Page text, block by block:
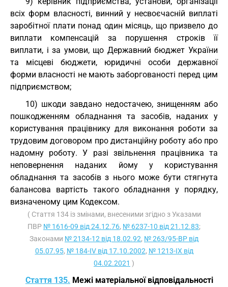
всіх форм власності, винний у несвоєчасній виплаті
заробітної плати понад один місяць, що призвело до
виплати компенсацій за порушення строків її
виплати, і за умови, що Державний бюджет України
та місцеві бюджети, юридичні особи державної
форми власності не мають заборгованості перед цим
підприємством;
10) шкоди завдано недостачею, знищенням або
пошкодженням обладнання та засобів, наданих у
користування працівнику для виконання роботи за
трудовим договором про дистанційну роботу або про
надомну роботу. У разі звільнення працівника та
неповернення наданих йому у користування
обладнання та засобів з нього може бути стягнута
балансова вартість такого обладнання у порядку,
визначеному цим Кодексом.
( Стаття 134 із змінами, внесеними згідно з Указами
ПВР № 1616-09 від 24.12.76, № 6237-10 від 21.12.83;
Законами № 2134-12 від 18.02.92, № 263/95-ВР від
05.07.95, № 184-IV від 17.10.2002, № 1213-IX від
04.02.2021 )
Стаття 135. Межі матеріальної відповідальності